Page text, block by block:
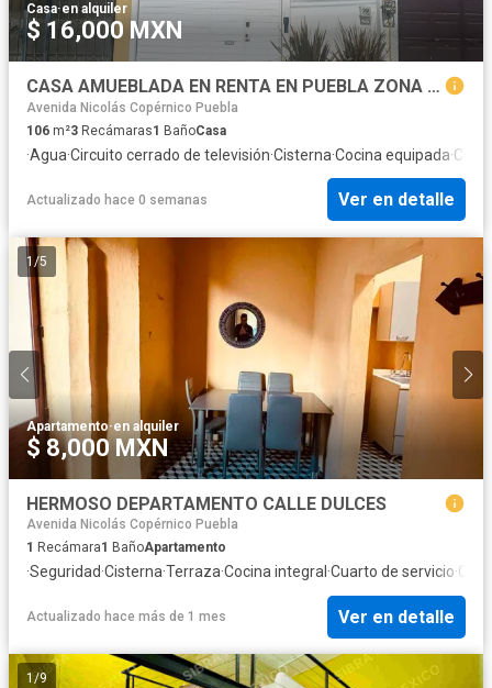
Casa·en alquiler
$ 16,000 MXN
CASA AMUEBLADA EN RENTA EN PUEBLA ZONA LOS FUERTES
Avenida Nicolás Copérnico Puebla
106 m²3 Recámaras1 BañoCasa
·Agua·Circuito cerrado de televisión·Cisterna·Cocina equipada·
Actualizado hace 0 semanas Ver en detalle
1 /5
Apartamento·en alquiler
$ 8,000 MXN
HERMOSO DEPARTAMENTO CALLE DULCES
Avenida Nicolás Copérnico Puebla
1 Recámara1 BañoApartamento
·Seguridad·Cisterna·Terraza·Cocina integral ·Cuarto de servicio·
Actualizado hace más de 1 mes Ver en detalle
1 /9